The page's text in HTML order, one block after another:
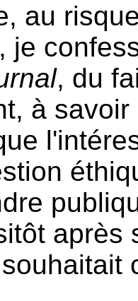
au
je
, du
à
après